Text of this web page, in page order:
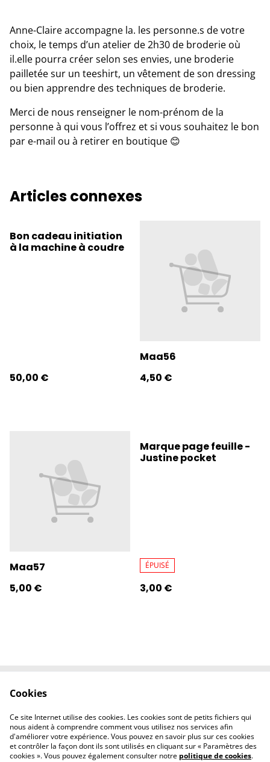
Anne-Claire accompagne la. les personne.s de votre
choix, le temps d’un atelier de 2h30 de broderie où
il.elle pourra créer selon ses envies, une broderie
pailletée sur un teeshirt, un vêtement de son dressing
ou bien apprendre des techniques de broderie.
Merci de nous renseigner le nom-prénom de la
personne à qui vous l’offrez et si vous souhaitez le bon
par e-mail ou à retirer en boutique 😊
Articles connexes
Bon cadeau initiation
à la machine à coudre
50,00 €
Maa56
4,50 €
Maa57
5,00 €
Marque page feuille -
Justine pocket
ÉPUISÉ
3,00 €
Contactez-nous
Politique de
confidentialité
Politique de
cookies
Cookies
Ce site Internet utilise des cookies. Les cookies sont de petits fichiers qui
nous aident à comprendre comment vous utilisez nos services afin
d'améliorer votre expérience. Vous pouvez en savoir plus sur ces cookies
et contrôler la façon dont ils sont utilisés en cliquant sur « Paramètres des
cookies ». Vous pouvez également consulter notre politique de cookies.